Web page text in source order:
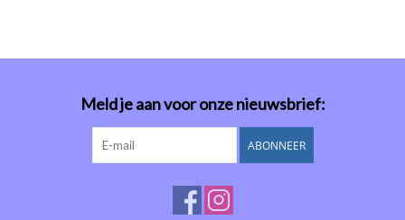
Meld je aan voor onze nieuwsbrief:
ABONNEER